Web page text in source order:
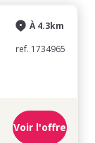
À 4.3km
ref. 1734965
Voir l'offre